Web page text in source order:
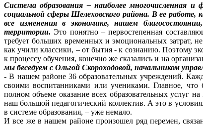
Система образования – наиболее многочисленная и
социальной сферы Шелеховского района. В ее
все изменения в экономике, нашем
территории. Это понятно – первостепенная
требует больших временных и эмоциональных затрат,
как учили классики, – от бытия - к сознанию. Поэтому
к процессу обучения, конечно же сказались и на
мы беседуем с Ольгой Скороходовой, начальником
- В нашем районе 36 образовательных учреждений.
своими воспитанниками или учениками. Главное,
полном объеме оказание всех образовательных услуг
наш большой педагогический коллектив. А это в
в системе образования, – уже немало.
И все же в нашем районе произошел ряд перемен,